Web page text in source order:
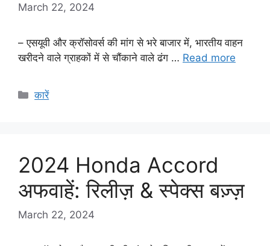
March 22, 2024
– एसयूवी और क्रॉसोवर्स की मांग से भरे बाजार में, भारतीय वाहन
खरीदने वाले ग्राहकों में से चौंकाने वाले ढंग … Read more
Categories
कारें
2024 Honda Accord
अफवाहें: रिलीज़ & स्पेक्स बज़्ज़
March 22, 2024